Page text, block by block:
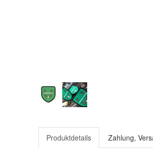
Produktdetails Zahlung,